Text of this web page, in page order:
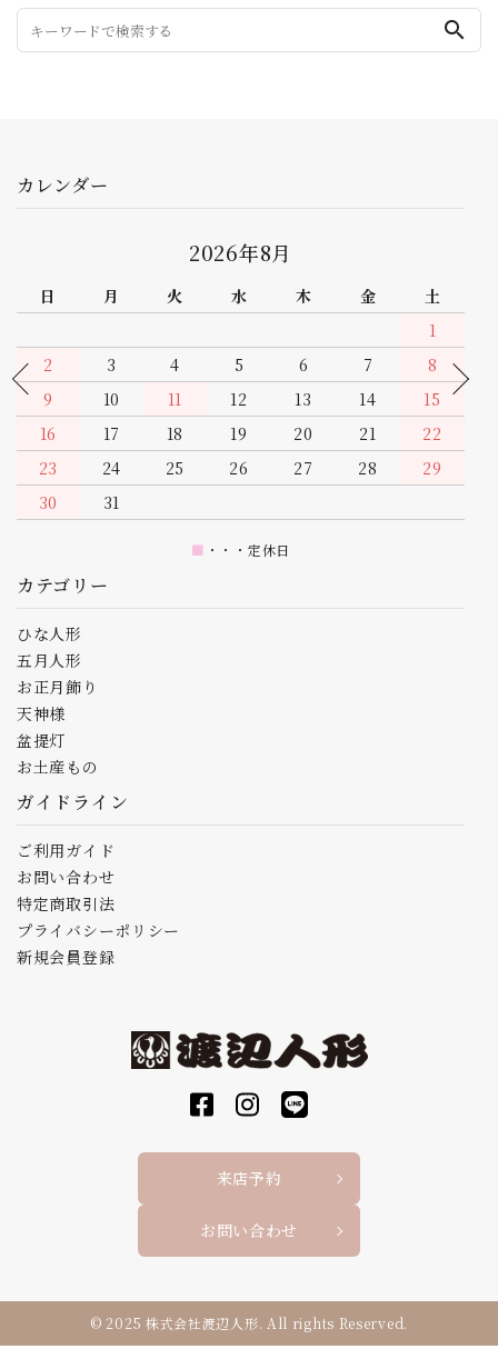
search
カテゴリー
ひな人形
五月人形
お正月飾り
天神様
盆提灯
お土産もの
ガイドライン
ご利用ガイド
お問い合わせ
特定商取引法
プライバシーポリシー
新規会員登録
カレンダー
2026年9月
日 月 火 水 木 金
土
5
6
7 8 9 10 11
12
13
14 15 16 17 18
19
20
21 22 23 24 25
26
27
28 29 30
■ ・・・定休日
来店予約
お問い合わせ
© 2025 株式会社渡辺人形. All rights Reserved.